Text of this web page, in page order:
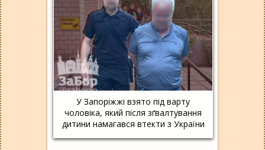
У Запоріжжі взято під варту
чоловіка, який після зґвалтування
дитини намагався втекти з України